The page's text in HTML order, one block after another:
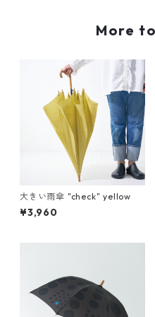
More
大きい雨傘 "check" yellow
¥3,960